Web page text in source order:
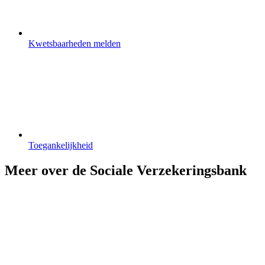
Kwetsbaarheden melden
Toegankelijkheid
Meer over de Sociale Verzekeringsbank